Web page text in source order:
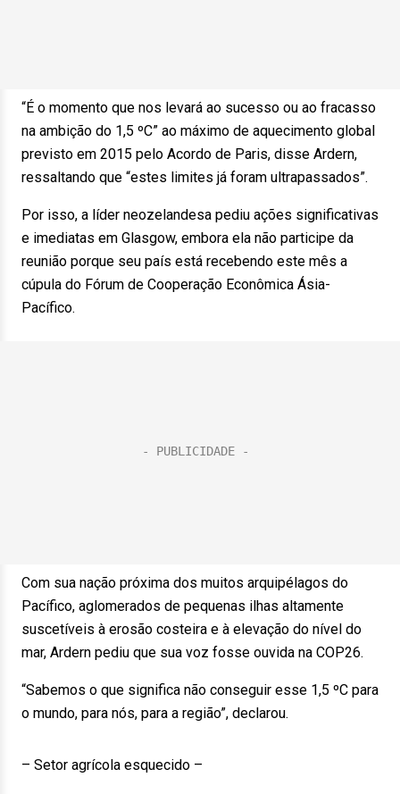
“É o momento que nos levará ao sucesso ou ao fracasso
na ambição do 1,5 ºC” ao máximo de aquecimento global
previsto em 2015 pelo Acordo de Paris, disse Ardern,
ressaltando que “estes limites já foram ultrapassados”.
Por isso, a líder neozelandesa pediu ações significativas
e imediatas em Glasgow, embora ela não participe da
reunião porque seu país está recebendo este mês a
cúpula do Fórum de Cooperação Econômica Ásia-
Pacífico.
Com sua nação próxima dos muitos arquipélagos do
Pacífico, aglomerados de pequenas ilhas altamente
suscetíveis à erosão costeira e à elevação do nível do
mar, Ardern pediu que sua voz fosse ouvida na COP26.
“Sabemos o que significa não conseguir esse 1,5 ºC para
o mundo, para nós, para a região”, declarou.
– Setor agrícola esquecido –